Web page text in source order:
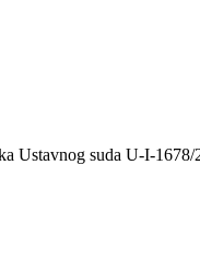
suda U-I-